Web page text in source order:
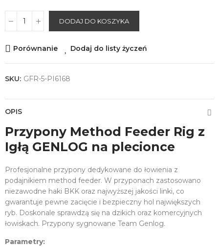
DODAJ DO KOSZYKA
Porównanie Dodaj do listy życzeń
SKU: GFR-5-PI6168
OPIS
Przypony Method Feeder Rig z
Igłą GENLOG na plecionce
Profesjonalne przypony dedykowane do łowienia z
podajnikiem method feeder. W przyponach zastosowano
niezawodne haki BKK oraz najwyższej jakości linki, co
gwarantuje pewne zacięcie i bezpieczny hol największych
ryb. Doskonale sprawdzą się na dzikich oraz komercyjnych
łowiskach. Przypony sygnowane Team Genlog.
Parametry: